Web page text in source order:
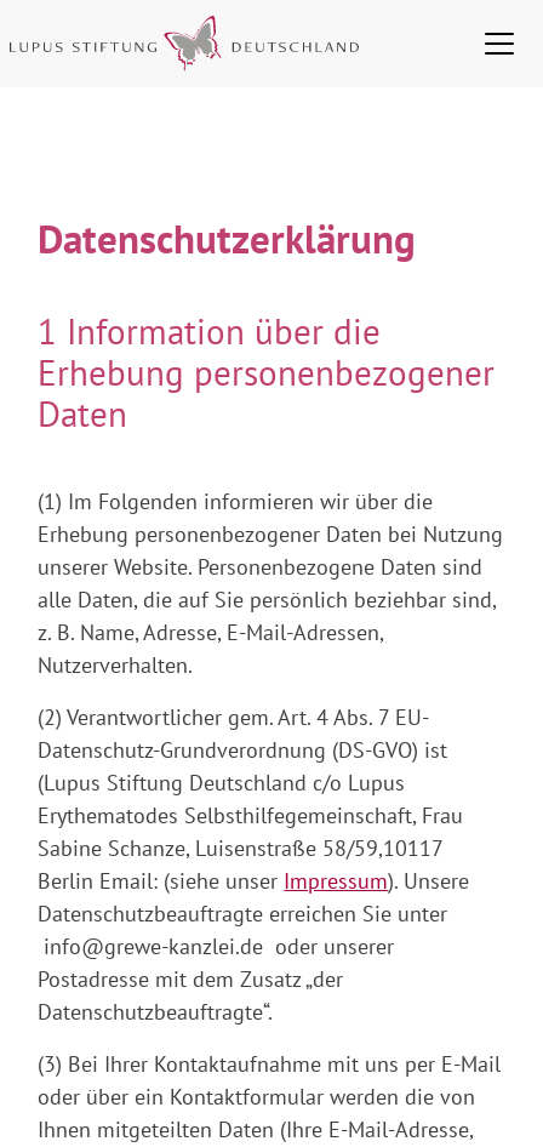
Datenschutzerklärung
1 Information über die
Erhebung personenbezogener
Daten
(1) Im Folgenden informieren wir über die
Erhebung personenbezogener Daten bei Nutzung
unserer Website. Personenbezogene Daten sind
alle Daten, die auf Sie persönlich beziehbar sind,
z. B. Name, Adresse, E-Mail-Adressen,
Nutzerverhalten.
(2) Verantwortlicher gem. Art. 4 Abs. 7 EU-
Datenschutz-Grundverordnung (DS-GVO) ist
(Lupus Stiftung Deutschland c/o Lupus
Erythematodes Selbsthilfegemeinschaft, Frau
Sabine Schanze, Luisenstraße 58/59,10117
Berlin Email: (siehe unser Impressum). Unsere
Datenschutzbeauftragte erreichen Sie unter
info@grewe-kanzlei.de oder unserer
Postadresse mit dem Zusatz „der
Datenschutzbeauftragte“.
(3) Bei Ihrer Kontaktaufnahme mit uns per E-Mail
oder über ein Kontaktformular werden die von
Ihnen mitgeteilten Daten (Ihre E-Mail-Adresse,